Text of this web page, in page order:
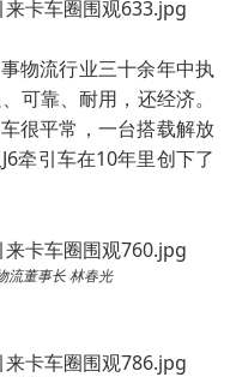
物流行业三十余年中执
可靠、耐用，还经济。
很平常，一台搭载解放
牵引车在10年里创下了
流董事⻓ 林春光